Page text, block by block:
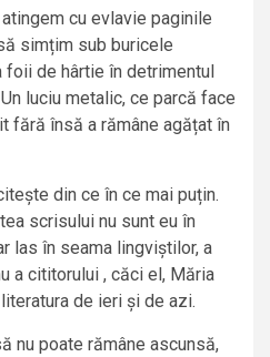
cu evlavie paginile
simțim sub buricele
de hârtie în detrimentul
luciu metalic, ce parcă face
fără însă a rămâne agățat în
din ce în ce mai puțin.
scrisului nu sunt eu în
las în seama lingviștilor, a
a cititorului , căci el, Măria
de ieri și de azi.
nu poate rămâne ascunsă,